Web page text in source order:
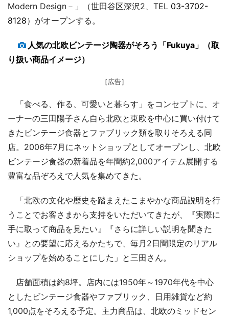
Modern Design－」（世田谷区深沢2、TEL 03-3702-
8128）がオープンする。
人気の北欧ビンテージ陶器がそろう「Fukuya」（取
り扱い商品イメージ）
［広告］
「食べる、作る、可愛いと暮らす」をコンセプトに、オ
ーナーの三田陽子さん自ら北欧と東欧を中心に買い付けて
きたビンテージ食器とファブリック類を取りそろえる同
店。2006年7月にネットショップとしてオープンし、北欧
ビンテージ食器の新着品を年間約2,000アイテム展開する
豊富な品ぞろえで人気を集めてきた。
「北欧の文化や歴史を踏まえたこまやかな商品説明を行
うことでお客さまから支持をいただいてきたが、『実際に
手に取って商品を見たい』『さらに詳しい説明を聞きた
い』との要望に応えるかたちで、毎月2日間限定のリアル
ショップを始めることにした」と三田さん。
店舗面積は約8坪。店内には1950年～1970年代を中心
としたビンテージ食器やファブリック、日用雑貨など約
1,000点をそろえる予定。主力商品は、北欧のミッドセン